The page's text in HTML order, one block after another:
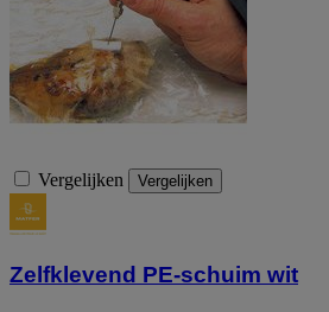
Vergelijken Vergelijken
Zelfklevend PE-schuim wit